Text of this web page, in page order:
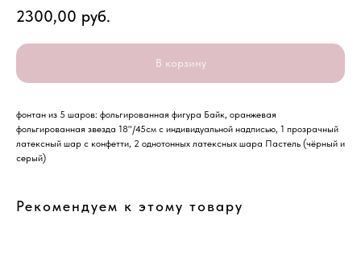
2300,00 руб.
В корзину
фонтан из 5 шаров: фольгированная фигура Байк, оранжевая
фольгированная звезда 18"/45см с индивидуальной надписью, 1 прозрачный
латексный шар с конфетти, 2 однотонных латексных шара Пастель (чёрный и
серый)
Рекомендуем к этому товару